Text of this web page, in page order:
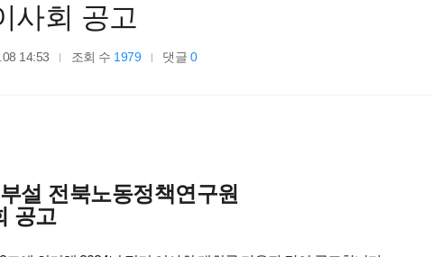
사회 공고
14:53 조회 수 1979 댓글 0
설 전북노동정책연구원
공고